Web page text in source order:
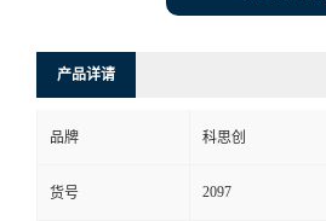
产品详请
品牌 科思创
货号 2097